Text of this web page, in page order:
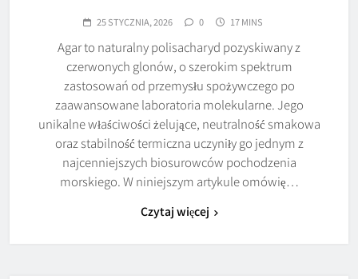
25 STYCZNIA, 2026 0 17 MINS
Agar to naturalny polisacharyd pozyskiwany z
czerwonych glonów, o szerokim spektrum
zastosowań od przemysłu spożywczego po
zaawansowane laboratoria molekularne. Jego
unikalne właściwości żelujące, neutralność smakowa
oraz stabilność termiczna uczyniły go jednym z
najcenniejszych biosurowców pochodzenia
morskiego. W niniejszym artykule omówię…
Czytaj więcej